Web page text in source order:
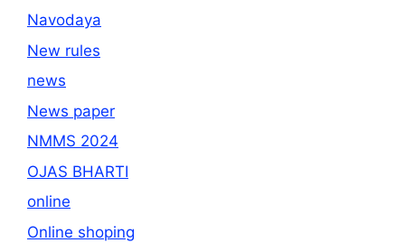
Navodaya
New rules
news
News paper
NMMS 2024
OJAS BHARTI
online
Online shoping